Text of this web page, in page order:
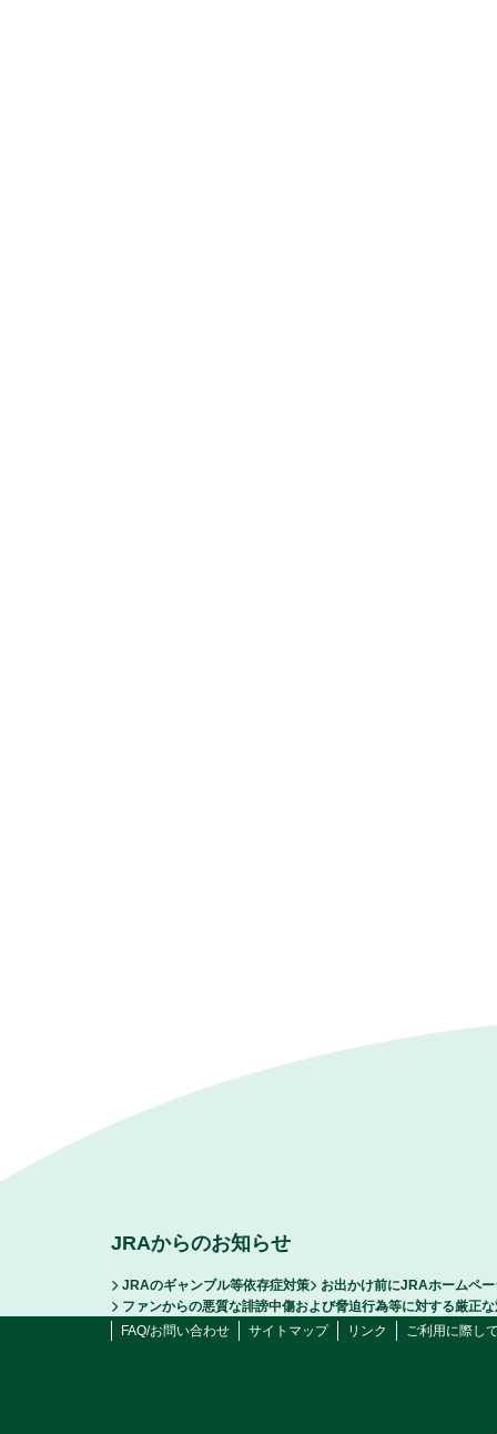
JRAからのお知らせ
JRAのギャンブル等依存症対策
お出かけ前にJRAホームペ
ファンからの悪質な誹謗中傷および脅迫行為等に対する厳正
FAQ/お問い合わせ
サイトマップ リンク ご利用に際し